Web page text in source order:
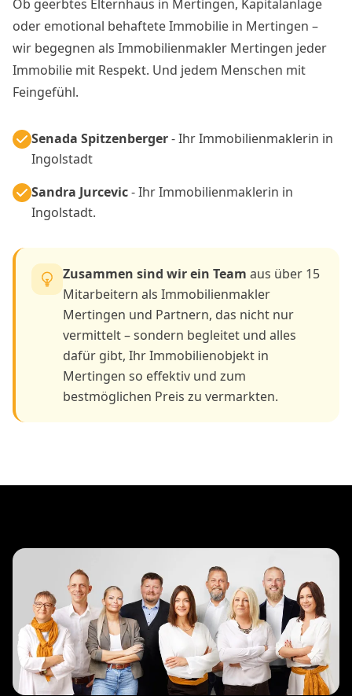
Ob geerbtes Elternhaus in Mertingen, Kapitalanlage
oder emotional behaftete Immobilie in Mertingen –
wir begegnen als Immobilienmakler Mertingen jeder
Immobilie mit Respekt. Und jedem Menschen mit
Feingefühl.
Senada Spitzenberger- Ihr Immobilienmaklerin in
Ingolstadt
Sandra Jurcevic- Ihr Immobilienmaklerin in
Ingolstadt.
Zusammen sind wir ein Team aus über 15
Mitarbeitern als Immobilienmakler
Mertingen und Partnern, das nicht nur
vermittelt – sondern begleitet und alles
dafür gibt, Ihr Immobilienobjekt in
Mertingen so effektiv und zum
bestmöglichen Preis zu vermarkten.